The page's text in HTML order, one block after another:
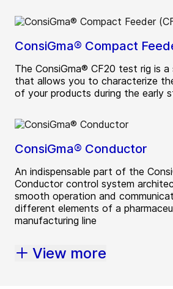
ConsiGma® Compact
The ConsiGma® CF20 test rig is
that allows you to characterize
of your products during the early
ConsiGma® Conductor
An indispensable part of the
Conductor control system
smooth operation and
different elements of a
manufacturing line
View more